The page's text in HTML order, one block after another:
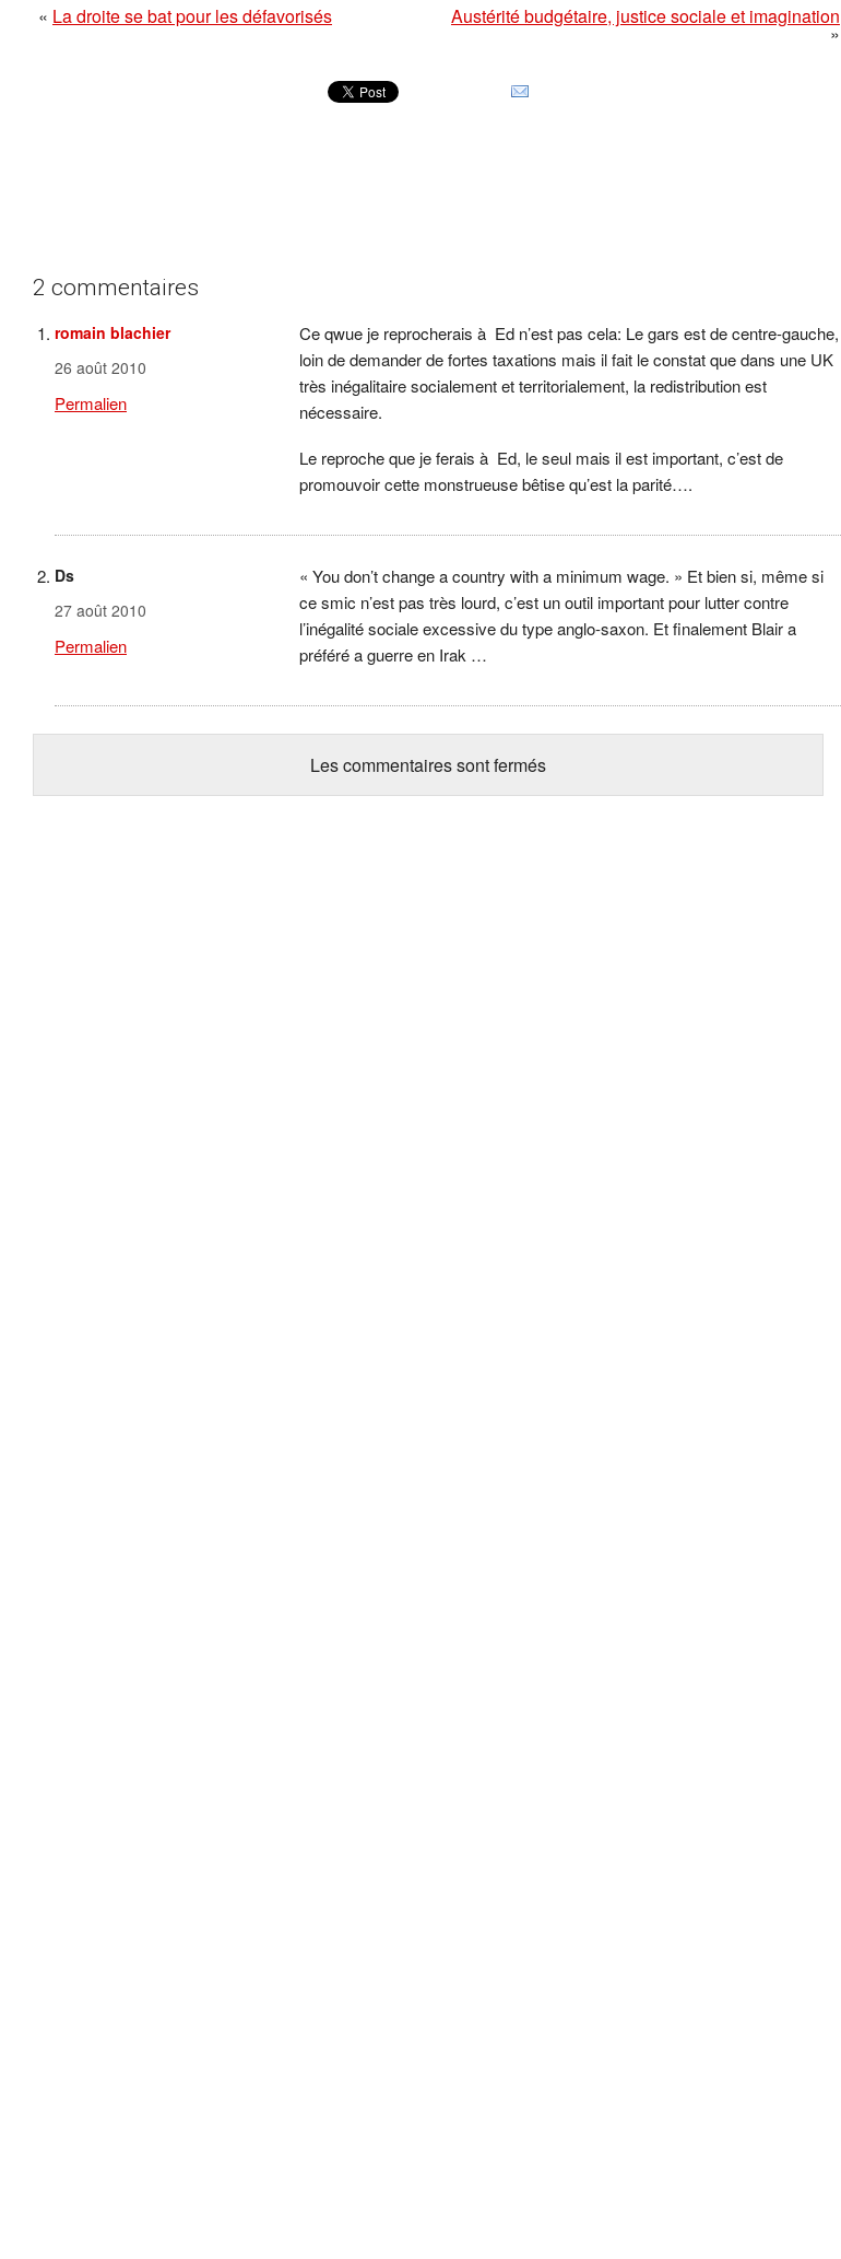
« La droite se bat pour les défavorisés Austérité budgétaire, justice sociale et imagination
»
2 commentaires
romain blachier
26 août 2010
Permalien
Ce qwue je reprocherais à Ed n’est pas cela: Le gars est de centre-gauche,
loin de demander de fortes taxations mais il fait le constat que dans une UK
très inégalitaire socialement et territorialement, la redistribution est
nécessaire.
Le reproche que je ferais à Ed, le seul mais il est important, c’est de
promouvoir cette monstrueuse bêtise qu’est la parité….
Ds
27 août 2010
Permalien
« You don’t change a country with a minimum wage. » Et bien si, même si
ce smic n’est pas très lourd, c’est un outil important pour lutter contre
l’inégalité sociale excessive du type anglo-saxon. Et finalement Blair a
préféré a guerre en Irak …
Les commentaires sont fermés